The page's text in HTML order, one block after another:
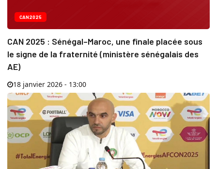
CAN2025
CAN 2025 : Sénégal–Maroc, une finale placée sous
le signe de la fraternité (ministère sénégalais des
AE)
18 janvier 2026 - 13:00